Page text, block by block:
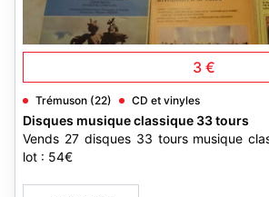
3 €
Trémuson (22) CD et vinyles
Disques musique classique 33 tours
Vends 27 disques 33 tours musique
lot : 54€